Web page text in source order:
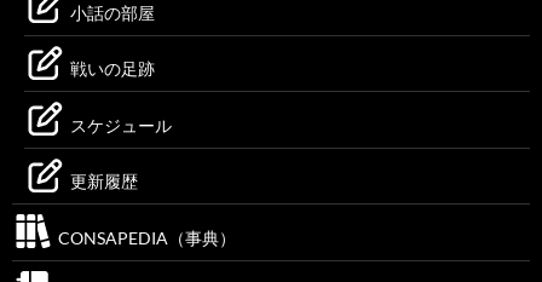
小話の部屋
戦いの足跡
スケジュール
更新履歴
CONSAPEDIA（事典）